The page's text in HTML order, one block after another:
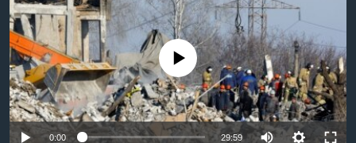
ຊີວິດຊາວລາວ
ຊຸມຊົນຊາວລາວ
ວິທະຍາສາດ-ເທັກໂນໂລຈີ
ທຸລະກິດ
ພາສາອັງກິດ
No media source currently available
0:00 29:59